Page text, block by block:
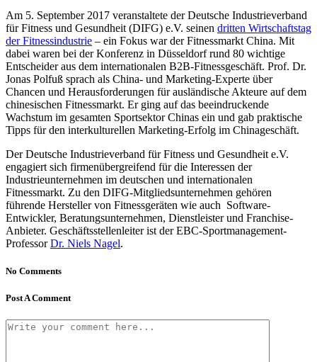
Am 5. September 2017 veranstaltete der Deutsche Industrieverband
für Fitness und Gesundheit (DIFG) e.V. seinen dritten Wirtschaftstag
der Fitnessindustrie – ein Fokus war der Fitnessmarkt China. Mit
dabei waren bei der Konferenz in Düsseldorf rund 80 wichtige
Entscheider aus dem internationalen B2B-Fitnessgeschäft. Prof. Dr.
Jonas Polfuß sprach als China- und Marketing-Experte über
Chancen und Herausforderungen für ausländische Akteure auf dem
chinesischen Fitnessmarkt. Er ging auf das beeindruckende
Wachstum im gesamten Sportsektor Chinas ein und gab praktische
Tipps für den interkulturellen Marketing-Erfolg im Chinageschäft.
Der Deutsche Industrieverband für Fitness und Gesundheit e.V.
engagiert sich firmenübergreifend für die Interessen der
Industrieunternehmen im deutschen und internationalen
Fitnessmarkt. Zu den DIFG-Mitgliedsunternehmen gehören
führende Hersteller von Fitnessgeräten wie auch Software-
Entwickler, Beratungsunternehmen, Dienstleister und Franchise-
Anbieter. Geschäftsstellenleiter ist der EBC-Sportmanagement-
ProfessorDr. Niels Nagel.
No Comments
Post A Comment